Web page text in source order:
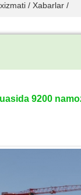
/ Xabarlar /
9200